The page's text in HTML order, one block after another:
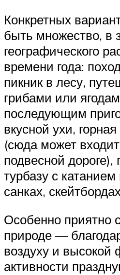
Конкретных
быть множество, в
географического
времени года:
пикник в лесу,
грибами или
последующим
вкусной ухи, горная
(сюда может
подвесной дороге),
турбазу с
санках,
Особенно приятно
природе —
воздуху и высокой
активности